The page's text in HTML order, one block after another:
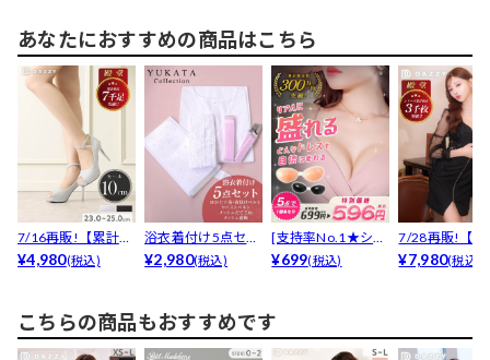
あなたにおすすめの商品はこちら
7/16再販!【累計70
00足販売・安...
¥4,980(税込)
浴衣着付け5点セッ
ト【YUKATA b...
¥2,980(税込)
[支持率No.1★シリ
コン100％ヌー...
¥699(税込)
7/28再販!【
活】【累計
¥7,980(税込)
こちらの商品もおすすめです